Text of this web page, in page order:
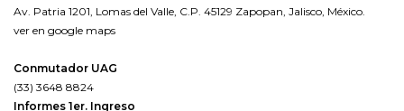
Av. Patria 1201, Lomas del Valle, C.P. 45129 Zapopan, Jalisco, México.
ver en google maps
Conmutador UAG
(33) 3648 8824
Informes 1er. Ingreso